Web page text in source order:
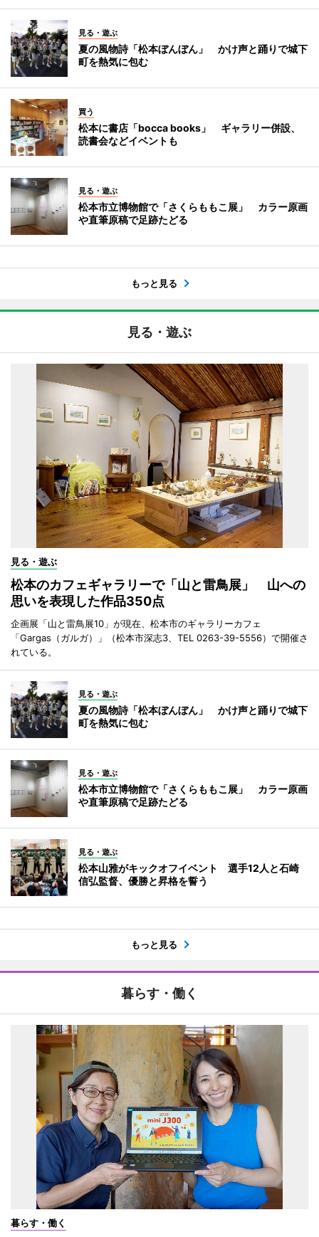
見る・遊ぶ
夏の風物詩「松本ぼんぼん」 かけ声と踊りで城下
町を熱気に包む
買う
松本に書店「bocca books」 ギャラリー併設、
読書会などイベントも
見る・遊ぶ
松本市立博物館で「さくらももこ展」 カラー原画
や直筆原稿で足跡たどる
もっと見る
見る・遊ぶ
見る・遊ぶ
松本のカフェギャラリーで「山と雷鳥展」 山への
思いを表現した作品350点
企画展「山と雷鳥展10」が現在、松本市のギャラリーカフェ
「Gargas（ガルガ）」（松本市深志3、TEL 0263-39-5556）で開催さ
れている。
見る・遊ぶ
夏の風物詩「松本ぼんぼん」 かけ声と踊りで城下
町を熱気に包む
見る・遊ぶ
松本市立博物館で「さくらももこ展」 カラー原画
や直筆原稿で足跡たどる
見る・遊ぶ
松本山雅がキックオフイベント 選手12人と石崎
信弘監督、優勝と昇格を誓う
もっと見る
暮らす・働く
暮らす・働く